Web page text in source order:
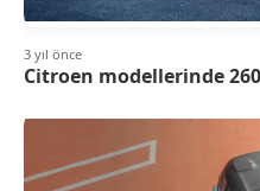
3 yıl önce
Citroen modellerinde